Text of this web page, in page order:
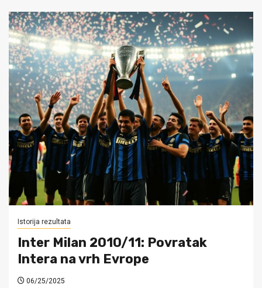
Istorija rezultata
Inter Milan 2010/11: Povratak
Intera na vrh Evrope
06/25/2025